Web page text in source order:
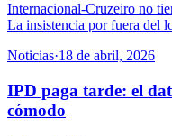
Internacional-Cruzeiro no
La insistencia por fuera del
Noticias·18 de abril, 2026
IPD paga tarde: el
cómodo